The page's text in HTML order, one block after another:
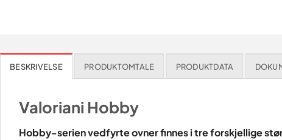
BESKRIVELSE PRODUKTOMTALE PRODUKTDATA
Valoriani Hobby
Hobby-serien vedfyrte ovner finnes i tre forskjellige